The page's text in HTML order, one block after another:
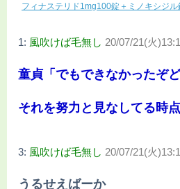
フィナステリド1mg100錠＋ミノキシジ
1: 風吹けば毛無し 20/07/21(火
童貞「でもできなかったぞ
それを努力と見なしてる時
3: 風吹けば毛無し 20/07/21(火
うるせえばーか